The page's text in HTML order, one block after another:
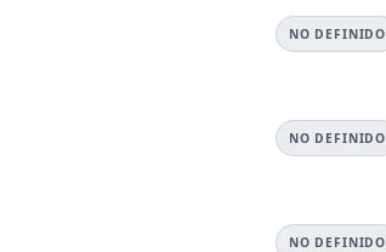
NO DEFINIDO
NO DEFINIDO
NO DEFINIDO